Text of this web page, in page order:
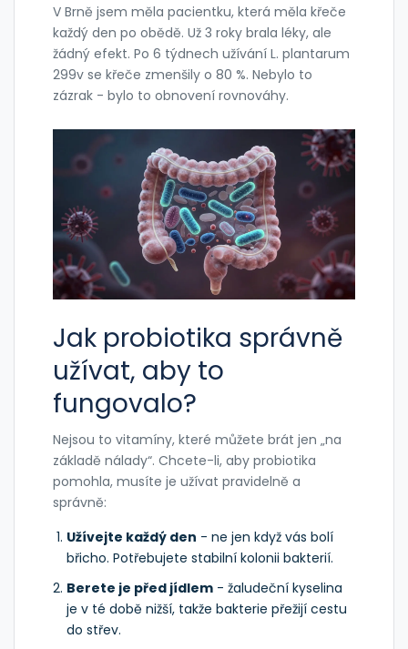
V Brně jsem měla pacientku, která měla křeče
každý den po obědě. Už 3 roky brala léky, ale
žádný efekt. Po 6 týdnech užívání L. plantarum
299v se křeče zmenšily o 80 %. Nebylo to
zázrak - bylo to obnovení rovnováhy.
Jak probiotika správně
užívat, aby to
fungovalo?
Nejsou to vitamíny, které můžete brát jen „na
základě nálady“. Chcete-li, aby probiotika
pomohla, musíte je užívat pravidelně a
správně:
Užívejte každý den - ne jen když vás bolí
břicho. Potřebujete stabilní kolonii bakterií.
Berete je před jídlem - žaludeční kyselina
je v té době nižší, takže bakterie přežijí cestu
do střev.